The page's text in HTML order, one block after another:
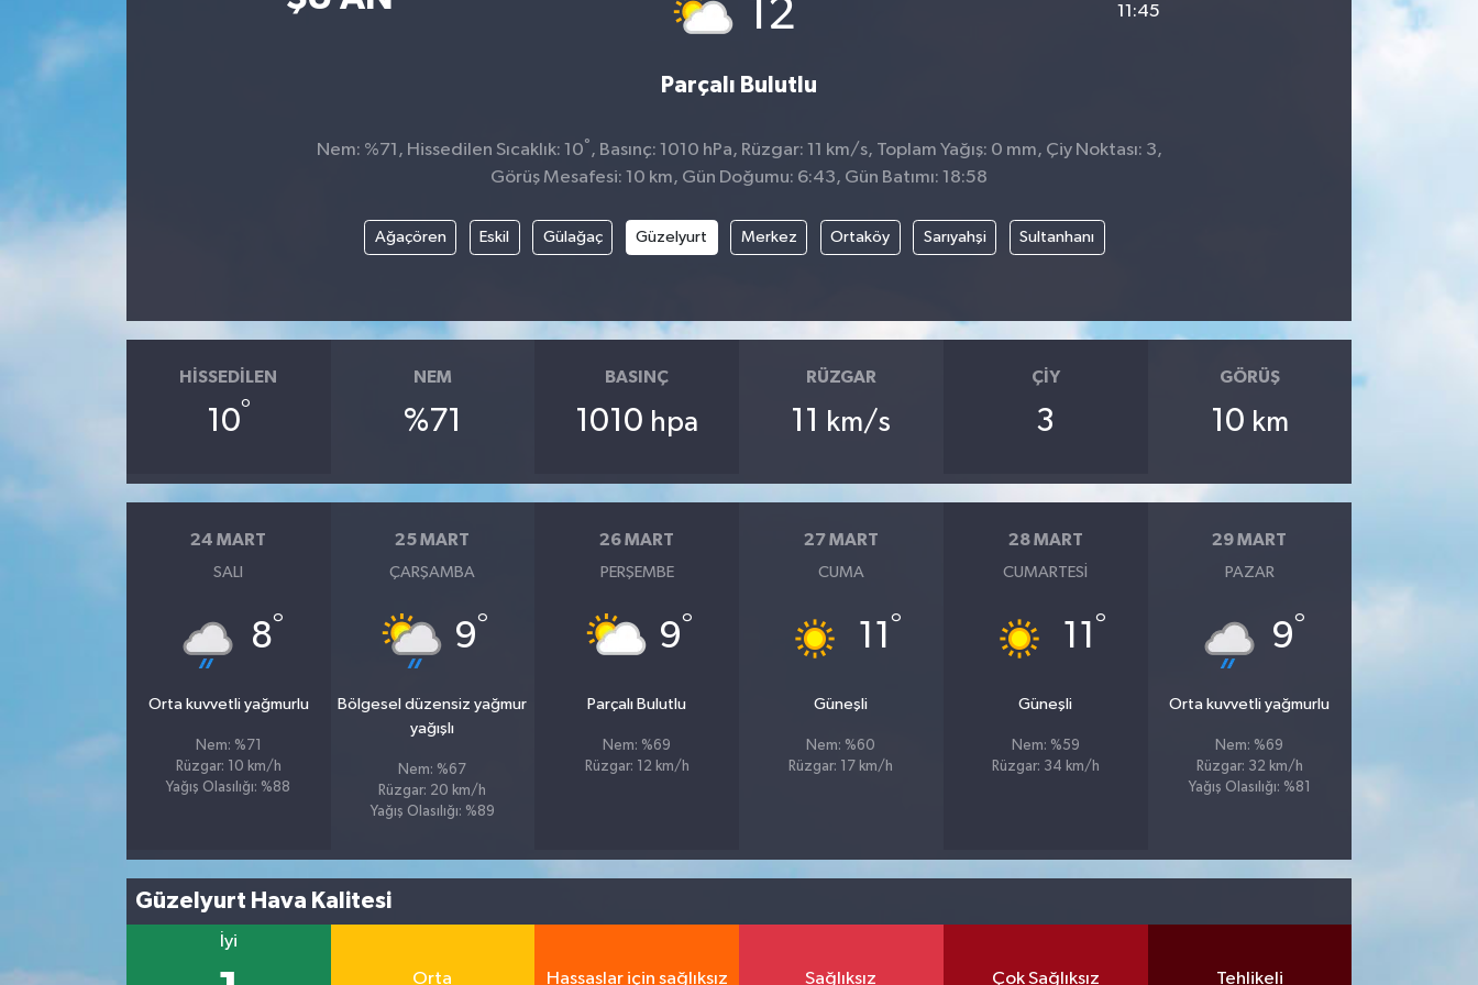
12
Parçalı Bulutlu
11:45
Nem: %71, Hissedilen Sıcaklık: 10° , Basınç: 1010 hPa, Rüzgar: 11 km/s, Toplam Yağış: 0 mm, Çiy Noktası: 3,
Görüş Mesafesi: 10 km, Gün Doğumu: 6:43, Gün Batımı: 18:58
Ağaçören Eskil Gülağaç Güzelyurt Merkez Ortaköy Sarıyahşi Sultanhanı
HISSEDILEN
10°
NEM
%71
BASINÇ
1010 hpa
RÜZGAR
11 km/s
ÇIY
3
GÖRÜŞ
10 km
24 MART
SALI
8°
Orta kuvvetli yağmurlu
Nem: %71
Rüzgar: 10 km/h
Yağış Olasılığı: %88
25 MART
ÇARŞAMBA
9°
Bölgesel düzensiz yağmur
yağışlı
Nem: %67
Rüzgar: 20 km/h
Yağış Olasılığı: %89
26 MART
PERŞEMBE
9°
Parçalı Bulutlu
Nem: %69
Rüzgar: 12 km/h
27 MART
CUMA
11 °
Güneşli
Nem: %60
Rüzgar: 17 km/h
28 MART
CUMARTESI
11 °
Güneşli
Nem: %59
Rüzgar: 34 km/h
29 MART
PAZAR
9°
Orta kuvvetli yağmurlu
Nem: %69
Rüzgar: 32 km/h
Yağış Olasılığı: %81
Güzelyurt Hava Kalitesi
İyi
Orta Hassaslar için sağlıksız Sağlıksız Çok Sağlıksız Tehlikeli
Kültür-Sanat
Spor